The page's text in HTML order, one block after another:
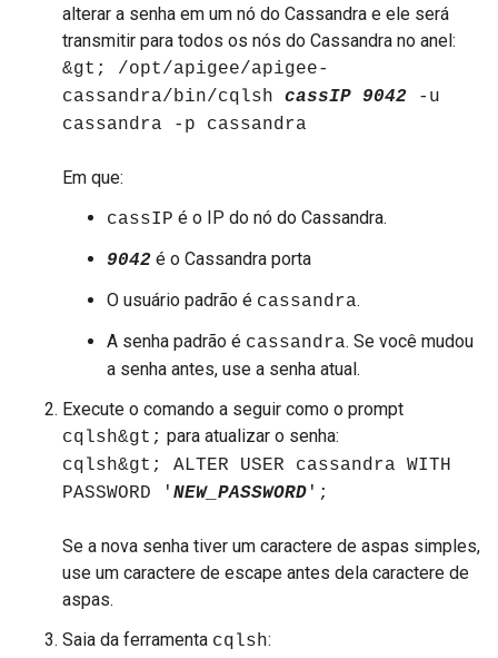
alterar a senha em um nó do Cassandra e ele será
transmitir para todos os nós do Cassandra no anel:
&gt; /opt/apigee/apigee-
cassandra/bin/cqlsh cassIP 9042 -u
cassandra -p cassandra
Em que:
cassIP é o IP do nó do Cassandra.
9042 é o Cassandra porta
O usuário padrão é cassandra.
A senha padrão é cassandra. Se você mudou
a senha antes, use a senha atual.
Execute o comando a seguir como o prompt
cqlsh&gt; para atualizar o senha:
cqlsh&gt; ALTER USER cassandra WITH
PASSWORD ' NEW_PASSWORD ';
Se a nova senha tiver um caractere de aspas simples,
use um caractere de escape antes dela caractere de
aspas.
Saia da ferramenta cqlsh: